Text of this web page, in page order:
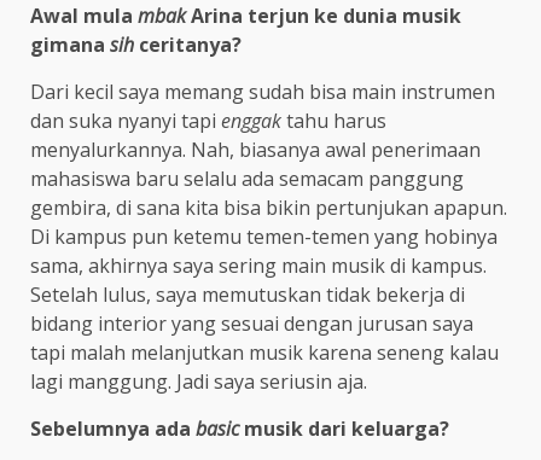
Awal mula mbakArina terjun ke dunia musik
gimana sih ceritanya?
Dari kecil saya memang sudah bisa main instrumen
dan suka nyanyi tapi enggaktahu harus
menyalurkannya. Nah, biasanya awal penerimaan
mahasiswa baru selalu ada semacam panggung
gembira, di sana kita bisa bikin pertunjukan apapun.
Di kampus pun ketemu temen-temen yang hobinya
sama, akhirnya saya sering main musik di kampus.
Setelah lulus, saya memutuskan tidak bekerja di
bidang interior yang sesuai dengan jurusan saya
tapi malah melanjutkan musik karena seneng kalau
lagi manggung. Jadi saya seriusin aja.
Sebelumnya ada basicmusik dari keluarga?